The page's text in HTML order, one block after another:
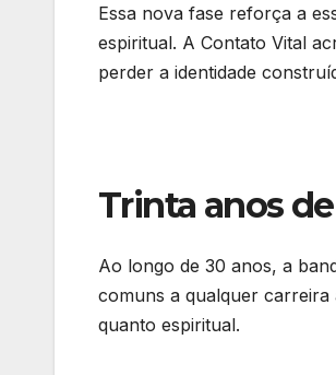
Essa nova fase reforça a
espiritual. A Contato Vital
perder a identidade
Trinta anos
Ao longo de 30 anos, a
comuns a qualquer carreira
quanto espiritual.